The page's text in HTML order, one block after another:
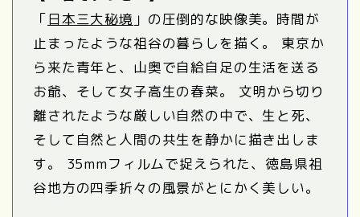
「日本三大秘境 」の圧倒的な映像美。時間が
止まったような祖谷の暮らしを描く。 東京か
ら来た青年と、山奥で自給自足の生活を送る
お爺、そして女子高生の春菜。 文明から切り
離されたような厳しい自然の中で、生と死、
そして自然と人間の共生を静かに描き出しま
す。 35mmフィルムで捉えられた、徳島県祖
谷地方の四季折々の風景がとにかく美しい。